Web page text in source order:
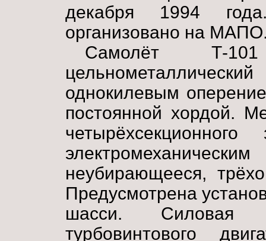
декабря 1994
организовано на
Самолёт Т-
однокилевым
постоянной хордой.
неубирающееся,
Предусмотрена
шасси. Силовая
турбовинтового